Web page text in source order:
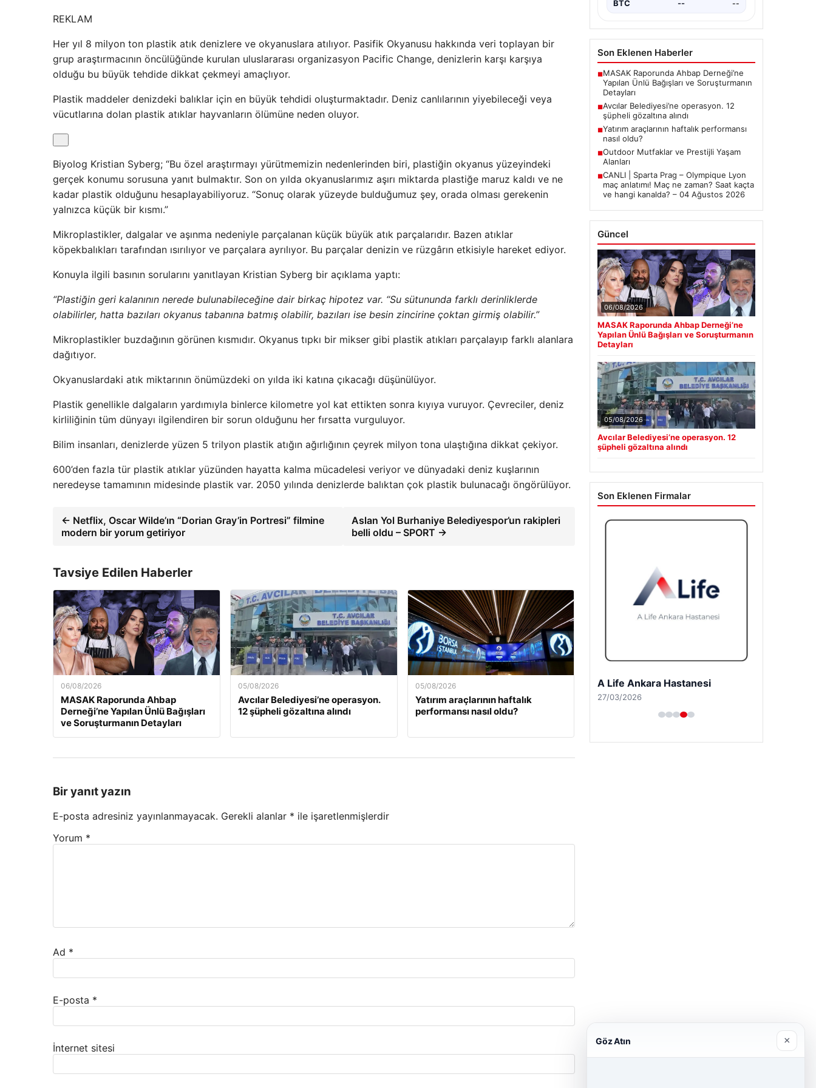
REKLAM
Her yıl 8 milyon ton plastik atık denizlere ve okyanuslara atılıyor. Pasifik Okyanusu hakkında veri toplayan bir
grup araştırmacının öncülüğünde kurulan uluslararası organizasyon Pacific Change, denizlerin karşı karşıya
olduğu bu büyük tehdide dikkat çekmeyi amaçlıyor.
Plastik maddeler denizdeki balıklar için en büyük tehdidi oluşturmaktadır. Deniz canlılarının yiyebileceği veya
vücutlarına dolan plastik atıklar hayvanların ölümüne neden oluyor.
Biyolog Kristian Syberg; “Bu özel araştırmayı yürütmemizin nedenlerinden biri, plastiğin okyanus yüzeyindeki
gerçek konumu sorusuna yanıt bulmaktır. Son on yılda okyanuslarımız aşırı miktarda plastiğe maruz kaldı ve ne
kadar plastik olduğunu hesaplayabiliyoruz. “Sonuç olarak yüzeyde bulduğumuz şey, orada olması gerekenin
yalnızca küçük bir kısmı.”
Mikroplastikler, dalgalar ve aşınma nedeniyle parçalanan küçük büyük atık parçalarıdır. Bazen atıklar
köpekbalıkları tarafından ısırılıyor ve parçalara ayrılıyor. Bu parçalar denizin ve rüzgârın etkisiyle hareket ediyor.
Konuyla ilgili basının sorularını yanıtlayan Kristian Syberg bir açıklama yaptı:
“Plastiğin geri kalanının nerede bulunabileceğine dair birkaç hipotez var. “Su sütununda farklı derinliklerde
olabilirler, hatta bazıları okyanus tabanına batmış olabilir, bazıları ise besin zincirine çoktan girmiş olabilir.”
Mikroplastikler buzdağının görünen kısmıdır. Okyanus tıpkı bir mikser gibi plastik atıkları parçalayıp farklı alanlara
dağıtıyor.
Okyanuslardaki atık miktarının önümüzdeki on yılda iki katına çıkacağı düşünülüyor.
Plastik genellikle dalgaların yardımıyla binlerce kilometre yol kat ettikten sonra kıyıya vuruyor. Çevreciler, deniz
kirliliğinin tüm dünyayı ilgilendiren bir sorun olduğunu her fırsatta vurguluyor.
Bilim insanları, denizlerde yüzen 5 trilyon plastik atığın ağırlığının çeyrek milyon tona ulaştığına dikkat çekiyor.
600’den fazla tür plastik atıklar yüzünden hayatta kalma mücadelesi veriyor ve dünyadaki deniz kuşlarının
neredeyse tamamının midesinde plastik var. 2050 yılında denizlerde balıktan çok plastik bulunacağı öngörülüyor.
← Netflix, Oscar Wilde’ın “Dorian Gray’in Portresi” filmine
modern bir yorum getiriyor
Aslan Yol Burhaniye Belediyespor’un rakipleri
belli oldu – SPORT →
Tavsiye Edilen Haberler
06/08/2026
MASAK Raporunda Ahbap
Derneği’ne Yapılan Ünlü Bağışları
ve Soruşturmanın Detayları
05/08/2026
Avcılar Belediyesi’ne operasyon.
12 şüpheli gözaltına alındı
05/08/2026
Yatırım araçlarının haftalık
performansı nasıl oldu?
Bir yanıt yazın
E-posta adresiniz yayınlanmayacak. Gerekli alanlar * ile işaretlenmişlerdir
Yorum *
Ad *
E-posta *
İnternet sitesi
BTC -- --
Son Eklenen Haberler
■MASAK Raporunda Ahbap Derneği’ne
Yapılan Ünlü Bağışları ve Soruşturmanın
Detayları
■Avcılar Belediyesi’ne operasyon. 12
şüpheli gözaltına alındı
■Yatırım araçlarının haftalık performansı
nasıl oldu?
■Outdoor Mutfaklar ve Prestijli Yaşam
Alanları
■CANLI | Sparta Prag – Olympique Lyon
maç anlatımı! Maç ne zaman? Saat kaçta
ve hangi kanalda? – 04 Ağustos 2026
Güncel
06/08/2026
MASAK Raporunda Ahbap Derneği’ne
Yapılan Ünlü Bağışları ve Soruşturmanın
Detayları
05/08/2026
Avcılar Belediyesi’ne operasyon. 12
şüpheli gözaltına alındı
Son Eklenen Firmalar
A Life Ankara Hastanesi
27/03/2026
Göz Atın ×